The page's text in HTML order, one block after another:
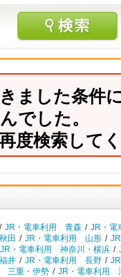
ました条件
でした。
度検索して
/ JR・電車利用 青森 / JR・
田 / JR・電車利用 山形 /
JR・電車利用 神奈川・横浜 /
井 / JR・電車利用 長野 /
三重・伊勢 / JR・電車利用